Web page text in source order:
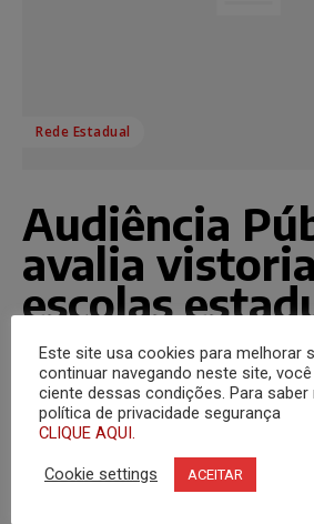
Rede Estadual
Audiência
avalia
escolas
Aracaju
Assessoria de Comunicação - 21 de julho
Na manhã desta quarta-feira, 21,
Secretaria do Estado da Educação,
promotor de justiça e SINTESE
Este site usa cookies para melhorar
continuar navegando neste site,
ciente dessas condições. Para
política de privacidade segurança
CLIQUE AQUI.
Cookie settings ACEITAR